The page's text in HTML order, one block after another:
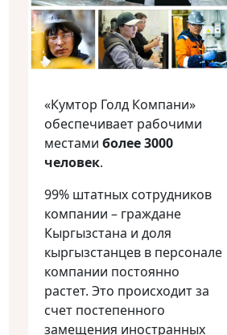
«Кумтор Голд Компани»
обеспечивает рабочими
местами более 3000
человек.
99% штатных сотрудников
компании – граждане
Кыргызстана и доля
кыргызстанцев в персонале
компании постоянно
растет. Это происходит за
счет постепенного
замещения иностранных